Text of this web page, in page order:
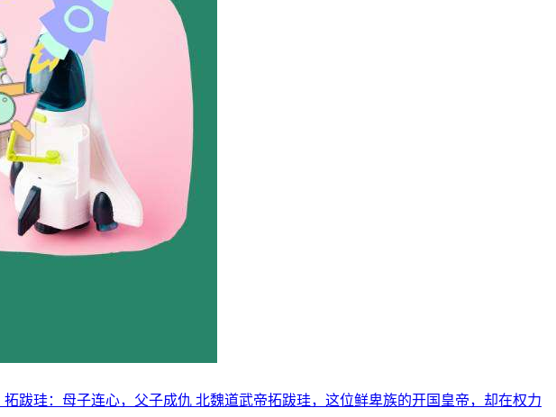
跋珪：母子连心，父子成仇 北魏道武帝拓跋珪，这位鲜卑族的开国皇帝，却在权力